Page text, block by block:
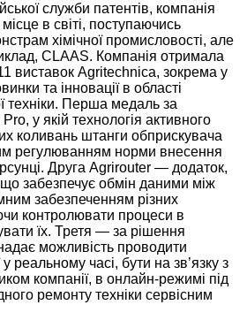
служби патентів, компанія
в світі, поступаючись
хімічної промисловості, але
CLAAS. Компанія отримала
виставок Agritechnica, зокрема у
та інновації в області
техніки. Перша медаль за
у якій технологія активного
коливань штанги обприскувача
регулюванням норми внесення
Друга Agrirouter — додаток,
забезпечує обмін даними між
забезпеченням різних
контролювати процеси в
їх. Третя — за рішення
можливість проводити
у реальному часі, бути на зв’язку з
компанії, в онлайн-режимі під
ремонту техніки сервісним